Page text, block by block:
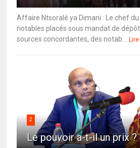
Affaire Ntsoralé ya Dimani : Le chef
notables placés sous mandat de
sources concordantes, des notab...
2
Le pouvoir a-t-il un prix ?